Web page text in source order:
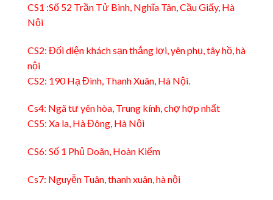
CS1 :Số 52 Trần Tử Bình, Nghĩa Tân, Cầu Giấy, Hà
Nội
CS2: Đối diện khách sạn thắng lợi, yên phụ, tây hồ, hà
nội
CS2: 190 Hạ Đình, Thanh Xuân, Hà Nội.
Cs4: Ngã tư yên hòa, Trung kính, chợ hợp nhất
CS5: Xa la, Hà Đông, Hà Nội
CS6: Số 1 Phủ Doãn, Hoàn Kiếm
Cs7: Nguyễn Tuân, thanh xuân, hà nội